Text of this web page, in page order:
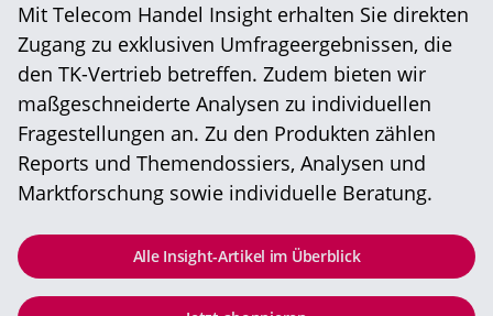
Mit Telecom Handel Insight erhalten Sie direkten
Zugang zu exklusiven Umfrageergebnissen, die
den TK-Vertrieb betreffen. Zudem bieten wir
maßgeschneiderte Analysen zu individuellen
Fragestellungen an. Zu den Produkten zählen
Reports und Themendossiers, Analysen und
Marktforschung sowie individuelle Beratung.
Alle Insight-Artikel im Überblick